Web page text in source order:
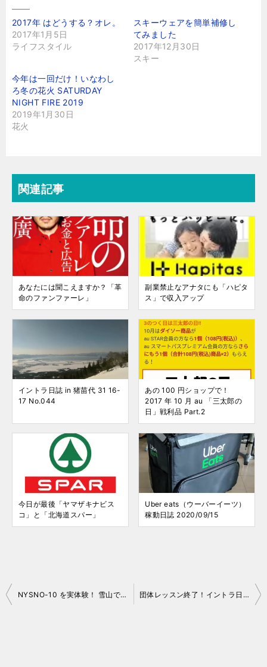
2017年 はどうする？オレ。
2017年1月5日
ライフスタイル
スキーウェアを簡単補修し
てみました
2017年12月30日
スキー
今年は一回だけ！いなわし
ろ冬の花火 SATURDAY
NIGHT FIRE 2019
2019年1月30日
花火
関連記事
あなたには聞こえますか？「革
命のファンファーレ」
副業禁止なアナタにも「ハピタ
ス」で収入アップ
イントラ日誌 in 猪苗代 31 16-
17 No.044
あの 100 円ショップで！
2017 年 10 月 au 「三太郎の
日」戦利品 Part.2
今日が最後「ヤマザキナビス
コ」と「北海道スパー」
Uber eats（ウーバーイーツ）
稼動日誌 2020/09/15
投
NYSNO-10 を実体験！ 雪山でコミュニケーション 団体レッスン終了！イントラ日誌 in 猪苗代 32 2016-17 No.047